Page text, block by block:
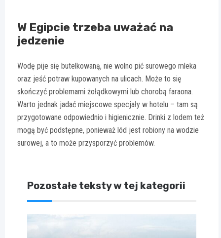
W Egipcie trzeba uważać na
jedzenie
Wodę pije się butelkowaną, nie wolno pić surowego mleka
oraz jeść potraw kupowanych na ulicach. Może to się
skończyć problemami żołądkowymi lub chorobą faraona.
Warto jednak jadać miejscowe specjały w hotelu – tam są
przygotowane odpowiednio i higienicznie. Drinki z lodem też
mogą być podstępne, ponieważ lód jest robiony na wodzie
surowej, a to może przysporzyć problemów.
Pozostałe teksty w tej kategorii